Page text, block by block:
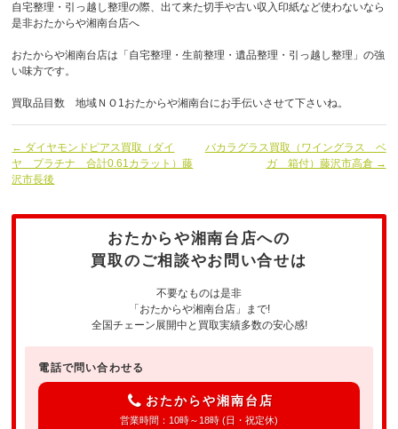
自宅整理・引っ越し整理の際、出て来た切手や古い収入印紙など使わないなら
是非おたからや湘南台店へ
おたからや湘南台店は「自宅整理・生前整理・遺品整理・引っ越し整理」の強
い味方です。
買取品目数 地域ＮＯ1おたからや湘南台にお手伝いさせて下さいね。
← ダイヤモンドピアス買取（ダイ
ヤ プラチナ 合計0.61カラット）藤
沢市長後
バカラグラス買取（ワイングラス ベ
ガ 箱付）藤沢市高倉 →
おたからや湘南台店への
買取のご相談やお問い合せは
不要なものは是非
「おたからや湘南台店」まで!
全国チェーン展開中と買取実績多数の安心感!
電話で問い合わせる
おたからや湘南台店
営業時間：10時～18時 (日・祝定休)